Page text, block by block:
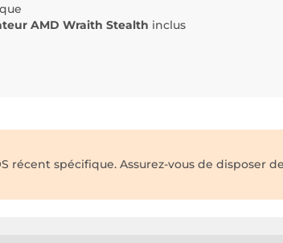
AMD Wraith Stealth inclus
récent spécifique. Assurez-vous de disposer